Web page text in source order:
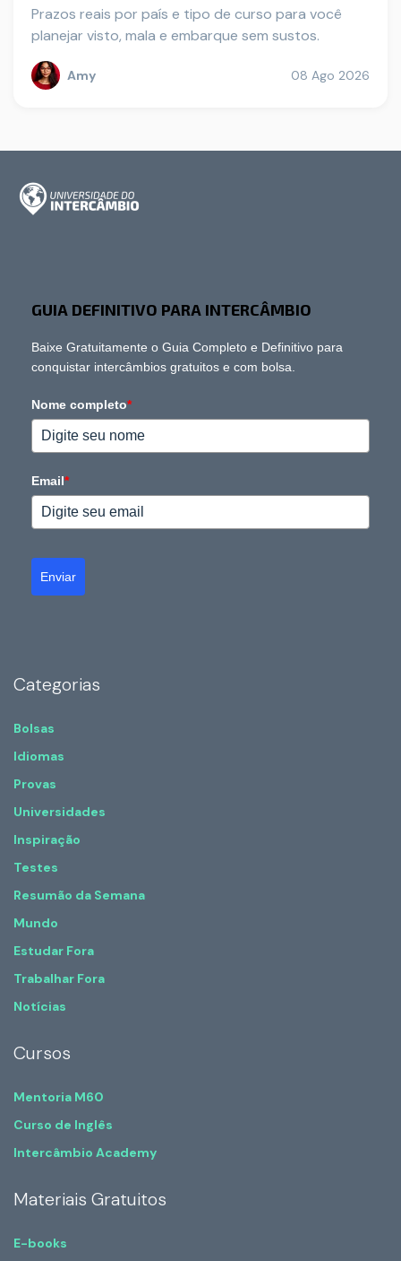
Prazos reais por país e tipo de curso para você
planejar visto, mala e embarque sem sustos.
Amy 08 Ago 2026
GUIA DEFINITIVO PARA INTERCÂMBIO
Baixe Gratuitamente o Guia Completo e Definitivo para
conquistar intercâmbios gratuitos e com bolsa.
Nome completo*
Email*
Enviar
Categorias
Bolsas
Idiomas
Provas
Universidades
Inspiração
Testes
Resumão da Semana
Mundo
Estudar Fora
Trabalhar Fora
Notícias
Cursos
Mentoria M60
Curso de Inglês
Intercâmbio Academy
Materiais Gratuitos
E-books